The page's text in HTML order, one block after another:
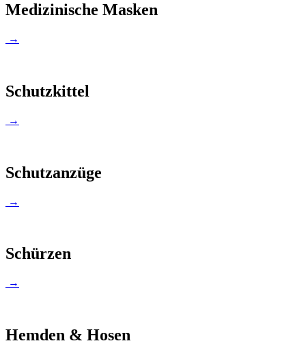
Medizinische Masken
→
Schutzkittel
→
Schutzanzüge
→
Schürzen
→
Hemden & Hosen